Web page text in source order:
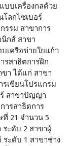
บบเครื่องกลด้วย
ลกไซเบอร์
รรม สาขาการ
กส์ สาขา
เครือข่ายใยแก้ว
รสาธิตการฝึก
า ได้แก่ สาขา
เขียนโปรแกรม
ร์ สาขาปัญญา
ารสาธิตการ
21 จำนวน 5
ะดับ 2 สาขาผู้
ะดับ 1 สาขาช่าง